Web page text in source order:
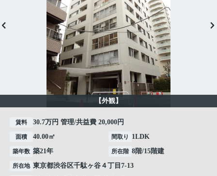
【外観】
賃料 30.7万円 管理/共益費 20,000円
面積 40.00㎡ 間取り 1LDK
築年数 築21年 所在階 8階/15階建
所在地 東京都渋谷区千駄ヶ谷 ４丁目7-13